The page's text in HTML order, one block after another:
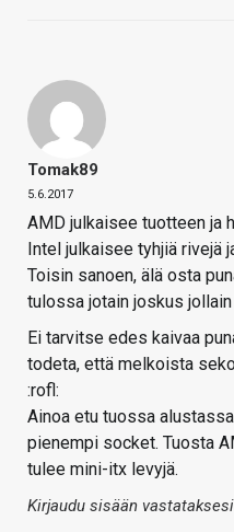
Tomak89
5.6.2017
AMD julkaisee tuotteen ja
Intel julkaisee tyhjiä rivejä
Toisin sanoen, älä osta
tulossa jotain joskus
Ei tarvitse edes kaivaa
todeta, että melkoista
:rofl:
Ainoa etu tuossa
pienempi socket. Tuosta
tulee mini-itx levyjä.
Kirjaudu sisään vastataksesi